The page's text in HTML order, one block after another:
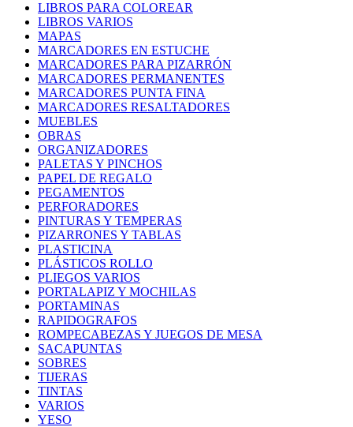
LIBROS PARA COLOREAR
LIBROS VARIOS
MAPAS
MARCADORES EN ESTUCHE
MARCADORES PARA PIZARRÓN
MARCADORES PERMANENTES
MARCADORES PUNTA FINA
MARCADORES RESALTADORES
MUEBLES
OBRAS
ORGANIZADORES
PALETAS Y PINCHOS
PAPEL DE REGALO
PEGAMENTOS
PERFORADORES
PINTURAS Y TEMPERAS
PIZARRONES Y TABLAS
PLASTICINA
PLÁSTICOS ROLLO
PLIEGOS VARIOS
PORTALAPIZ Y MOCHILAS
PORTAMINAS
RAPIDOGRAFOS
ROMPECABEZAS Y JUEGOS DE MESA
SACAPUNTAS
SOBRES
TIJERAS
TINTAS
VARIOS
YESO